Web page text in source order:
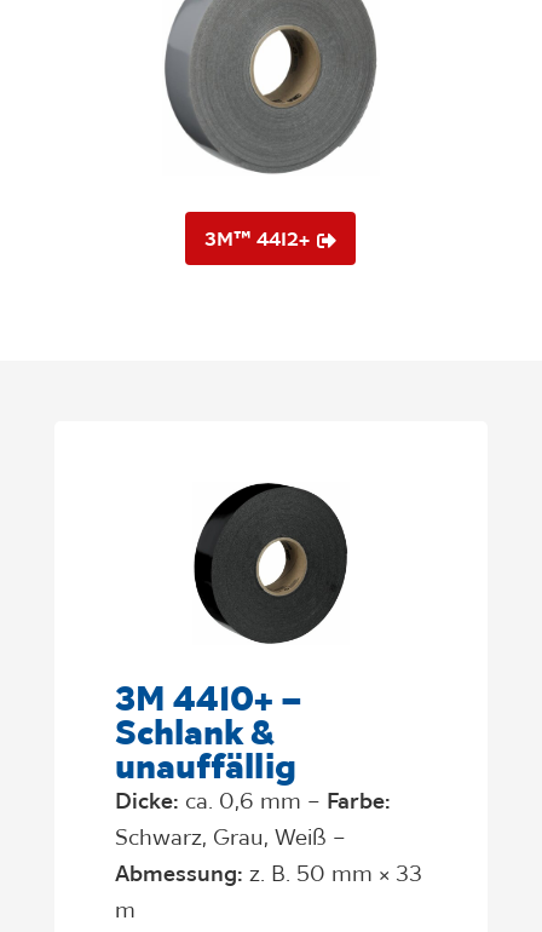
3M™ 4412+ 
3M 4410+ –
Schlank &
unauffällig
Dicke: ca. 0,6 mm – Farbe:
Schwarz, Grau, Weiß –
Abmessung: z. B. 50 mm × 33
m